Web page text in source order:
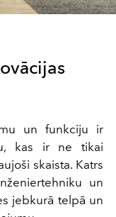
un funkciju ir
kas ir ne tikai
skaista. Katrs
un
jebkurā telpā un